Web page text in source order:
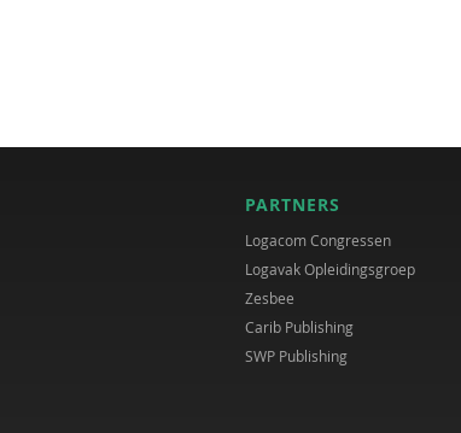
PARTNERS
Logacom Congressen
Logavak Opleidingsgroep
Zesbee
Carib Publishing
SWP Publishing